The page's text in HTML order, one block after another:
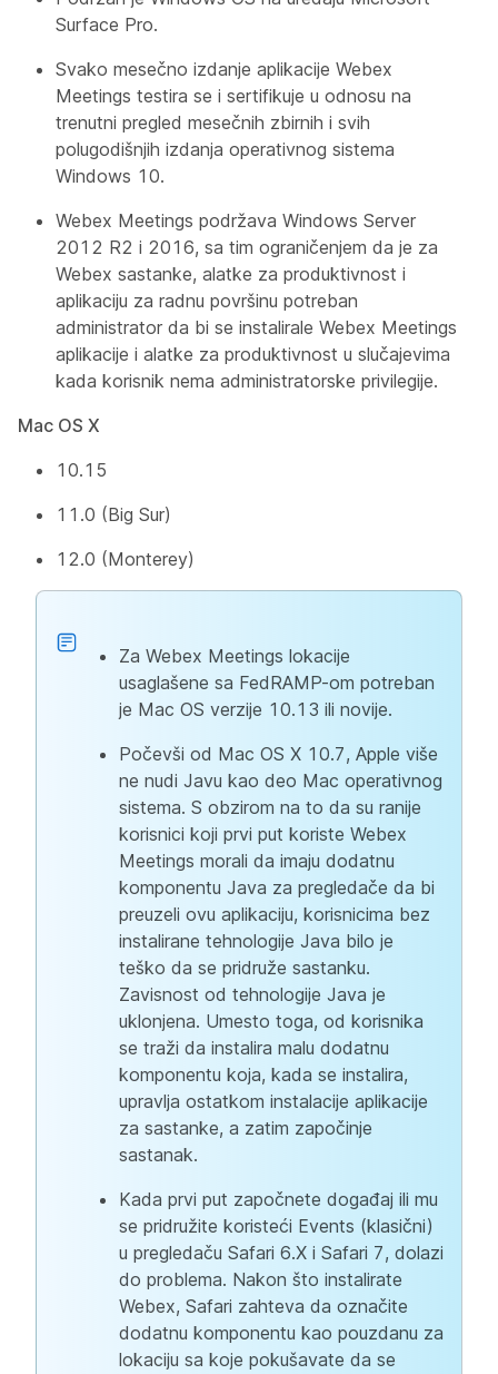
Surface Pro.
Svako mesečno izdanje aplikacije Webex
Meetings testira se i sertifikuje u odnosu na
trenutni pregled mesečnih zbirnih i svih
polugodišnjih izdanja operativnog sistema
Windows 10.
Webex Meetings podržava Windows Server
2012 R2 i 2016, sa tim ograničenjem da je za
Webex sastanke, alatke za produktivnost i
aplikaciju za radnu površinu potreban
administrator da bi se instalirale Webex Meetings
aplikacije i alatke za produktivnost u slučajevima
kada korisnik nema administratorske privilegije.
Mac OS X
10.15
11.0 (Big Sur)
12.0 (Monterey)
Za Webex Meetings lokacije
usaglašene sa FedRAMP-om potreban
je Mac OS verzije 10.13 ili novije.
Počevši od Mac OS X 10.7, Apple više
ne nudi Javu kao deo Mac operativnog
sistema. S obzirom na to da su ranije
korisnici koji prvi put koriste Webex
Meetings morali da imaju dodatnu
komponentu Java za pregledače da bi
preuzeli ovu aplikaciju, korisnicima bez
instalirane tehnologije Java bilo je
teško da se pridruže sastanku.
Zavisnost od tehnologije Java je
uklonjena. Umesto toga, od korisnika
se traži da instalira malu dodatnu
komponentu koja, kada se instalira,
upravlja ostatkom instalacije aplikacije
za sastanke, a zatim započinje
sastanak.
Kada prvi put započnete događaj ili mu
se pridružite koristeći Events (klasični)
u pregledaču Safari 6.X i Safari 7, dolazi
do problema. Nakon što instalirate
Webex, Safari zahteva da označite
dodatnu komponentu kao pouzdanu za
lokaciju sa koje pokušavate da se